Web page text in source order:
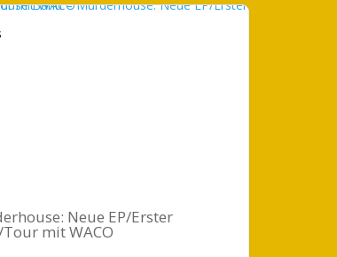
Neue EP/Erster
mit WACO